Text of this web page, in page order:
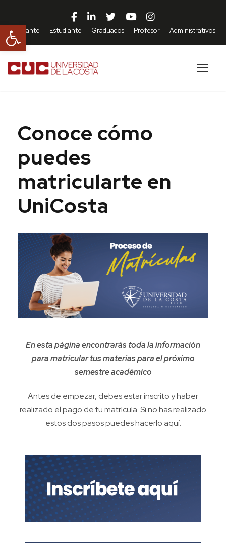
Abrir barra de herramientas
Aspirante Estudiante Graduados Profesor Administrativos
Conoce cómo
puedes
matricularte en
UniCosta
En esta página encontrarás toda la información
para matricular tus materias para el próximo
semestre académico
Antes de empezar, debes estar inscrito y haber
realizado el pago de tu matrícula. Si no has realizado
estos dos pasos puedes hacerlo aquí: